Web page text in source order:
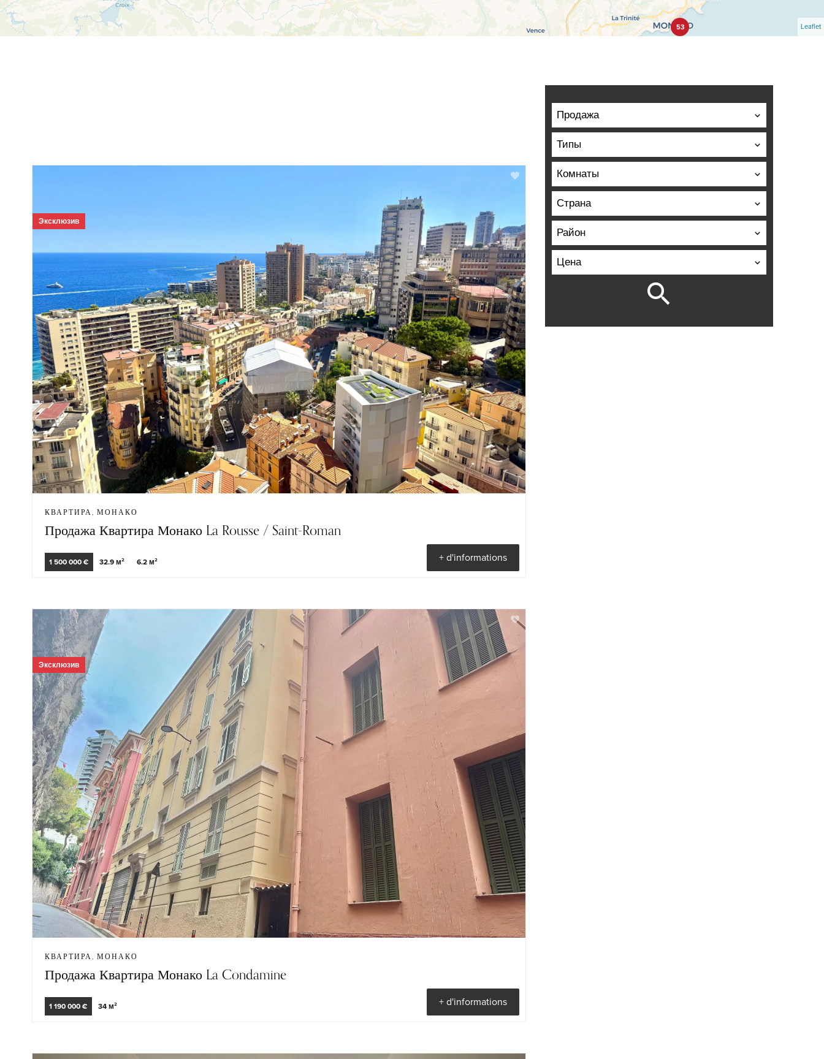
53 Leaflet
КВАРТИРА, МОНАКО
Продажа Квартира Монако La Rousse / Saint-Roman
1 500 000 € 32.9 м² 6.2 м²
Эксклюзив
+ d'informations
КВАРТИРА, МОНАКО
Продажа Квартира Монако La Condamine
1 190 000 € 34 м²
Эксклюзив
+ d'informations
Продажа
Типы
Комнаты
Страна
Район
Цена